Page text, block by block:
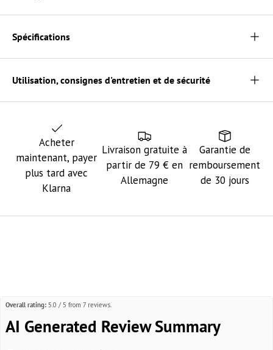
Spécifications
Utilisation, consignes d'entretien et de sécurité
Acheter
maintenant, payer
plus tard avec
Klarna
Livraison gratuite à
partir de 79 € en
Allemagne
Garantie de
remboursement
de 30 jours
Overall rating: 5.0 / 5 from 7 reviews.
AI Generated Review Summary